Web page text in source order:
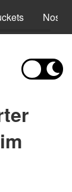
Nos